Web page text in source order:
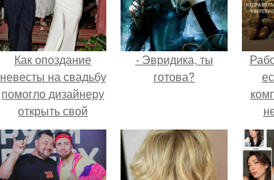
Как опоздание
невесты на свадьбу
помогло дизайнеру
открыть свой
бренд.
- Эвридика, ты
готова?